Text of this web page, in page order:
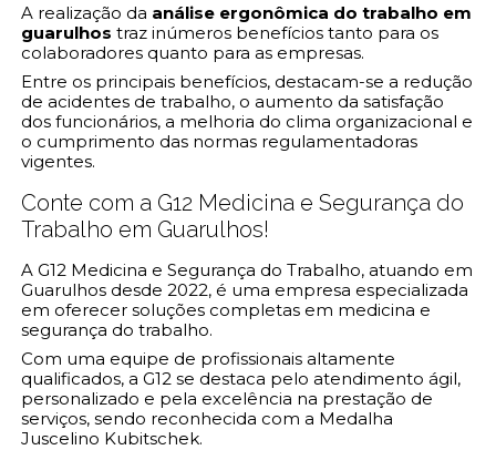
A realização da análise ergonômica do trabalho em
guarulhos traz inúmeros benefícios tanto para os
colaboradores quanto para as empresas.
Entre os principais benefícios, destacam-se a redução
de acidentes de trabalho, o aumento da satisfação
dos funcionários, a melhoria do clima organizacional e
o cumprimento das normas regulamentadoras
vigentes.
Conte com a G12 Medicina e Segurança do
Trabalho em Guarulhos!
A G12 Medicina e Segurança do Trabalho, atuando em
Guarulhos desde 2022, é uma empresa especializada
em oferecer soluções completas em medicina e
segurança do trabalho.
Com uma equipe de profissionais altamente
qualificados, a G12 se destaca pelo atendimento ágil,
personalizado e pela excelência na prestação de
serviços, sendo reconhecida com a Medalha
Juscelino Kubitschek.